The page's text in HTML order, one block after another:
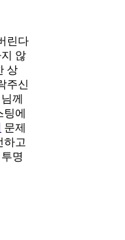
린다
않
상
주신
께
에
문제
하고
명